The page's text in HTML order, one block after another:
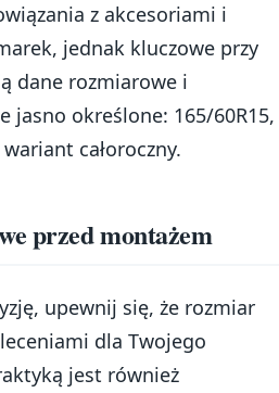
z akcesoriami i
jednak kluczowe przy
dane rozmiarowe i
jasno określone: 165/60R15,
całoroczny.
przed montażem
upewnij się, że rozmiar
dla Twojego
jest również